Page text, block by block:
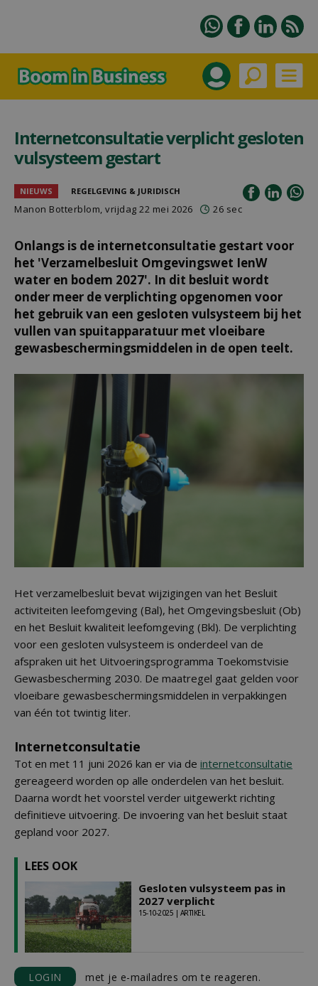
Internetconsultatie verplicht gesloten
vulsysteem gestart
NIEUWS REGELGEVING & JURIDISCH
Manon Botterblom, vrijdag 22 mei 2026 26 sec
Onlangs is de internetconsultatie gestart voor
het 'Verzamelbesluit Omgevingswet IenW
water en bodem 2027'. In dit besluit wordt
onder meer de verplichting opgenomen voor
het gebruik van een gesloten vulsysteem bij het
vullen van spuitapparatuur met vloeibare
gewasbeschermingsmiddelen in de open teelt.
Het verzamelbesluit bevat wijzigingen van het Besluit
activiteiten leefomgeving (Bal), het Omgevingsbesluit (Ob)
en het Besluit kwaliteit leefomgeving (Bkl). De verplichting
voor een gesloten vulsysteem is onderdeel van de
afspraken uit het Uitvoeringsprogramma Toekomstvisie
Gewasbescherming 2030. De maatregel gaat gelden voor
vloeibare gewasbeschermingsmiddelen in verpakkingen
van één tot twintig liter.
Internetconsultatie
Tot en met 11 juni 2026 kan er via de internetconsultatie
gereageerd worden op alle onderdelen van het besluit.
Daarna wordt het voorstel verder uitgewerkt richting
definitieve uitvoering. De invoering van het besluit staat
gepland voor 2027.
LEES OOK
Gesloten vulsysteem pas in
2027 verplicht
15-10-2025 | ARTIKEL
LOGIN met je e-mailadres om te reageren.